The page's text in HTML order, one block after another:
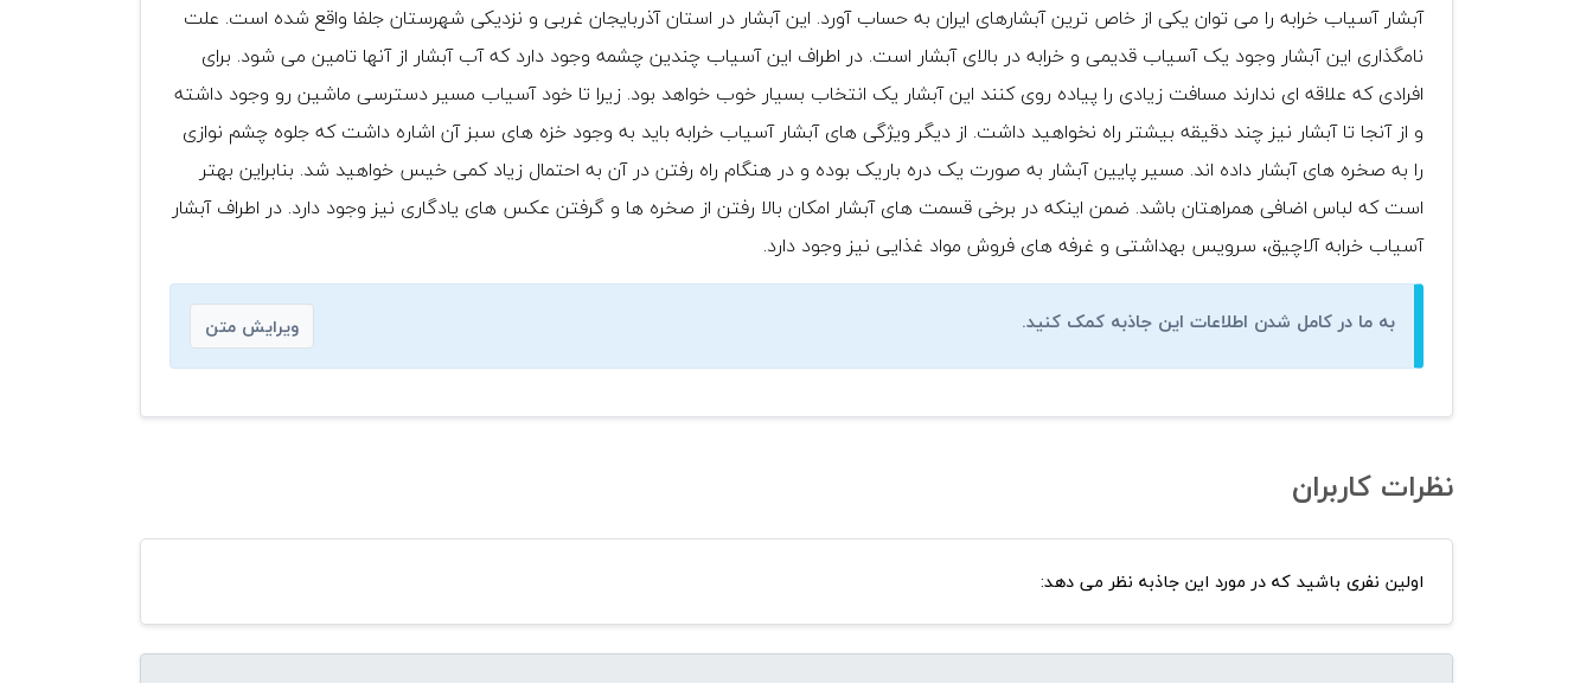
آبشار آسیاب خرابه را می توان یکی از خاص ترین آبشارهای ایران به حساب آورد. این آبشار در استان آذربایجان غربی و نزدیکی شهرستان جلفا واقع شده است. علت
نامگذاری این آبشار وجود یک آسیاب قدیمی و خرابه در بالای آبشار است. در اطراف این آسیاب چندین چشمه وجود دارد که آب آبشار از آنها تامین می شود. برای
افرادی که علاقه ای ندارند مسافت زیادی را پیاده روی کنند این آبشار یک انتخاب بسیار خوب خواهد بود. زیرا تا خود آسیاب مسیر دسترسی ماشین رو وجود داشته
و از آنجا تا آبشار نیز چند دقیقه بیشتر راه نخواهید داشت. از دیگر ویژگی های آبشار آسیاب خرابه باید به وجود خزه های سبز آن اشاره داشت که جلوه چشم نوازی
را به صخره های آبشار داده اند. مسیر پایین آبشار به صورت یک دره باریک بوده و در هنگام راه رفتن در آن به احتمال زیاد کمی خیس خواهید شد. بنابراین بهتر
است که لباس اضافی همراهتان باشد. ضمن اینکه در برخی قسمت های آبشار امکان بالا رفتن از صخره ها و گرفتن عکس های یادگاری نیز وجود دارد. در اطراف آبشار
آسیاب خرابه آلاچیق، سرویس بهداشتی و غرفه های فروش مواد غذایی نیز وجود دارد.
به ما در کامل شدن اطلاعات این جاذبه کمک کنید. ویرایش متن
نظرات کاربران
اولین نفری باشید که در مورد این جاذبه نظر می دهد: